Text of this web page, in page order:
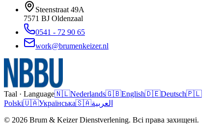
Steenstraat 49A
7571 BJ Oldenzaal
0541 - 72 90 65
work@brumenkeizer.nl
Taal · Language🇳🇱Nederlands🇬🇧English🇩🇪Deutsch🇵🇱
Polski🇺🇦Українська🇸🇦العربية
© 2026 Brum & Keizer Dienstverlening. Всі права захищені.